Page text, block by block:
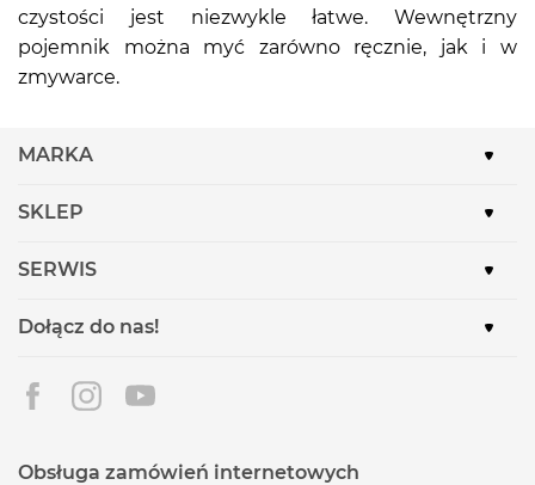
czystości jest niezwykle łatwe. Wewnętrzny
pojemnik można myć zarówno ręcznie, jak i w
zmywarce.
MARKA
SKLEP
SERWIS
Dołącz do nas!
Obsługa zamówień internetowych